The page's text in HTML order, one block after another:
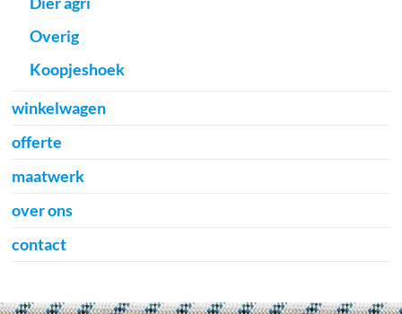
Overig
Koopjeshoek
winkelwagen
offerte
maatwerk
over ons
contact